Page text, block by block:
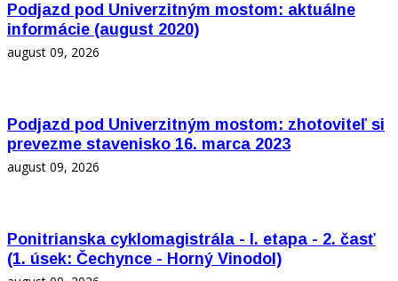
Podjazd pod Univerzitným mostom: aktuálne
informácie (august 2020)
august 09, 2026
Podjazd pod Univerzitným mostom: zhotoviteľ si
prevezme stavenisko 16. marca 2023
august 09, 2026
Ponitrianska cyklomagistrála - I. etapa - 2. časť
(1. úsek: Čechynce - Horný Vinodol)